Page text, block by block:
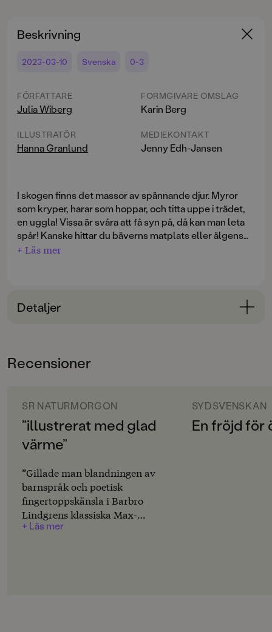
Beskrivning
2023-03-10 Svenska 0-3
FÖRFATTARE
Julia Wiberg
ILLUSTRATÖR
Hanna Granlund
FORMGIVARE OMSLAG
Karin Berg
MEDIEKONTAKT
Jenny Edh-Jansen
I skogen finns det massor av spännande djur. Myror
som kryper, harar som hoppar, och titta uppe i trädet,
en uggla! Vissa är svåra att få syn på, då kan man leta
spår! Kanske hittar du bäverns matplats eller älgens
bajs?Hej till alla djuren
till en bok att läsa om och om igen.
skogenoch
. Hanna
+ Läs mer
Detaljer
0-3
Svenska
SPRÅK
Svenska
SERIE
Hej till naturen
PUBLICERINGSDATUM
2023-03-10
Recensioner
SR NATURMORGON
”illustrerat med glad
värme”
”Gillade man blandningen av
barnspråk och poetisk
fingertoppskänsla i Barbro
Lindgrens klassiska Max-
böcker, då kommer man att
+ Läs mer
SYDSVENSKAN
En fröjd för